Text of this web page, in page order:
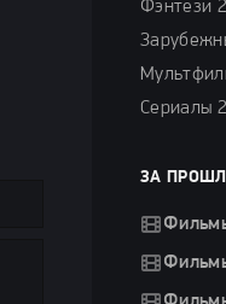
Фэнтези
Сериалы
ЗА